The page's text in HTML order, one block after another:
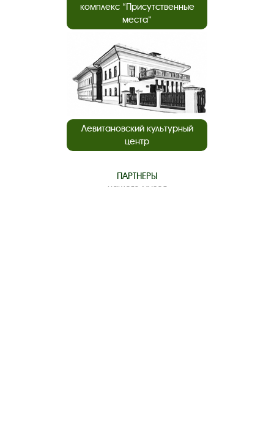
комплекс “Присутственные
места”
Левитановский культурный
центр
ПАРТНЕРЫ
нашего музея